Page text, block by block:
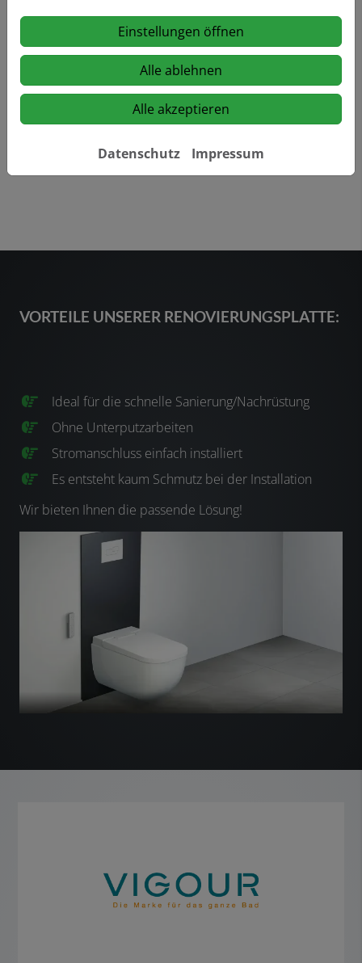
Frischegefühl und individuelle Hygiene für jedermann.
Nachrüstbar für jede Badsituation
VORTEILE UNSERER RENOVIERUNGSPLATTE:
Ideal für die schnelle Sanierung/Nachrüstung
Ohne Unterputzarbeiten
Stromanschluss einfach installiert
Es entsteht kaum Schmutz bei der Installation
Wir bieten Ihnen die passende Lösung!
Einstellungen öffnen
Alle ablehnen
Alle akzeptieren
Datenschutz Impressum